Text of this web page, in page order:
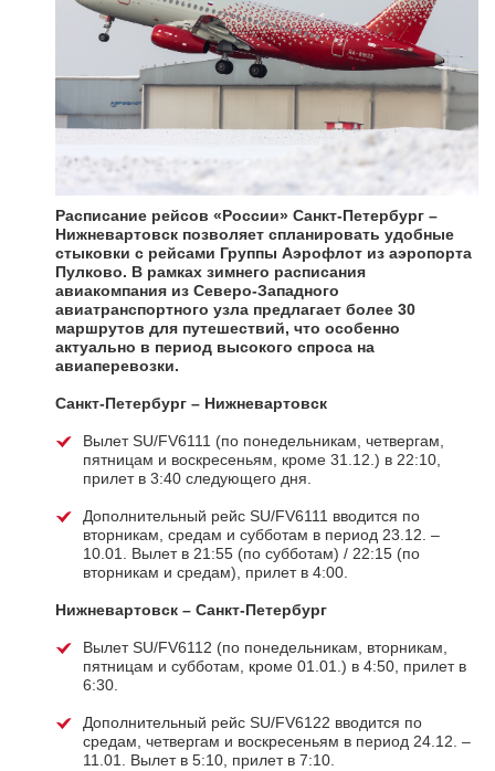
Расписание рейсов «России» Санкт-Петербург –
Нижневартовск позволяет спланировать удобные
стыковки с рейсами Группы Аэрофлот из аэропорта
Пулково. В рамках зимнего расписания
авиакомпания из Северо-Западного
авиатранспортного узла предлагает более 30
маршрутов для путешествий, что особенно
актуально в период высокого спроса на
авиаперевозки.
Санкт-Петербург – Нижневартовск
Вылет SU/FV6111 (по понедельникам, четвергам,
пятницам и воскресеньям, кроме 31.12.) в 22:10,
прилет в 3:40 следующего дня.
Дополнительный рейс SU/FV6111 вводится по
вторникам, средам и субботам в период 23.12. –
10.01. Вылет в 21:55 (по субботам) / 22:15 (по
вторникам и средам), прилет в 4:00.
Нижневартовск – Санкт-Петербург
Вылет SU/FV6112 (по понедельникам, вторникам,
пятницам и субботам, кроме 01.01.) в 4:50, прилет в
6:30.
Дополнительный рейс SU/FV6122 вводится по
средам, четвергам и воскресеньям в период 24.12. –
11.01. Вылет в 5:10, прилет в 7:10.